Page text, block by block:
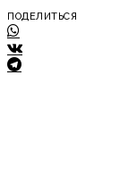
ПОДЕЛИТЬСЯ